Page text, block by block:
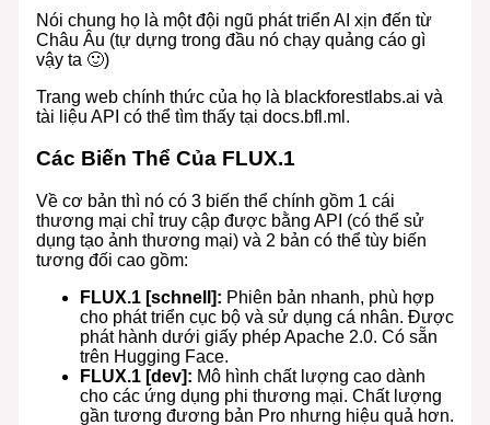
Nói chung họ là một đội ngũ phát triển AI xịn đến từ
Châu Âu (tự dựng trong đầu nó chạy quảng cáo gì
vậy ta 🙂)
Trang web chính thức của họ là blackforestlabs.ai và
tài liệu API có thể tìm thấy tại docs.bfl.ml.
Các Biến Thể Của FLUX.1
Về cơ bản thì nó có 3 biến thể chính gồm 1 cái
thương mại chỉ truy cập được bằng API (có thể sử
dụng tạo ảnh thương mại) và 2 bản có thể tùy biến
tương đối cao gồm:
FLUX.1 [schnell]: Phiên bản nhanh, phù hợp
cho phát triển cục bộ và sử dụng cá nhân. Được
phát hành dưới giấy phép Apache 2.0. Có sẵn
trên Hugging Face.
FLUX.1 [dev]: Mô hình chất lượng cao dành
cho các ứng dụng phi thương mại. Chất lượng
gần tương đương bản Pro nhưng hiệu quả hơn.